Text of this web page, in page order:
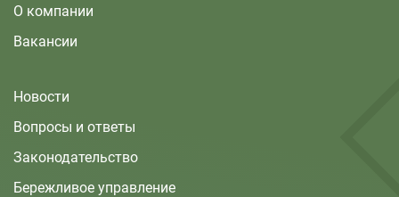
О компании
Вакансии
Новости
Вопросы и ответы
Законодательство
Бережливое управление